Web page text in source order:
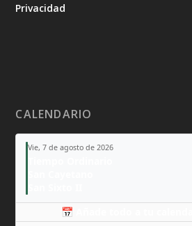
Privacidad
CALENDARIO
Vie, 7 de agosto de 2026
📅 Añade todo a tu